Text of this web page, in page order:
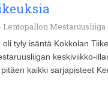
Lentopallon Mestaruusliiga
oli tyly isäntä Kokkolan
keskiviikko-
kaikki sarjapisteet